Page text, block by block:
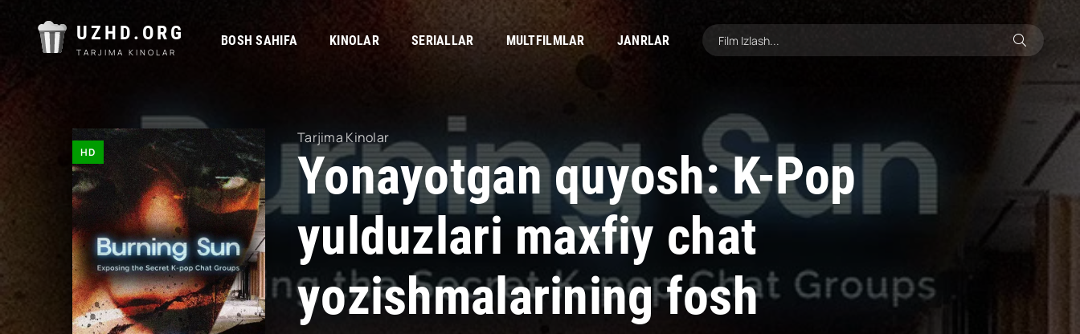
UZHD.ORG
TARJIMA KINOLAR
BOSH SAHIFA KINOLAR SERIALLAR MULTFILMLAR JANRLAR
HD
Tarjima Kinolar
Yonayotgan quyosh: K-Pop
yulduzlari maxfiy chat
yozishmalarining fosh